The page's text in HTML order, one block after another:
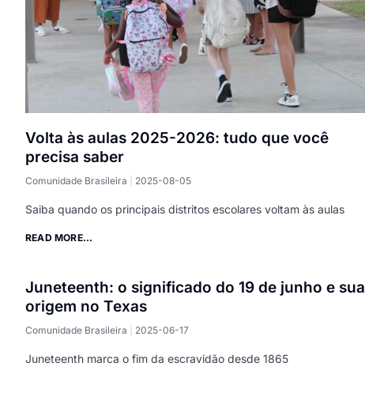
Volta às aulas 2025-2026: tudo que você
precisa saber
Comunidade Brasileira 2025-08-05
Saiba quando os principais distritos escolares voltam às aulas
READ MORE...
Juneteenth: o significado do 19 de junho e sua
origem no Texas
Comunidade Brasileira 2025-06-17
Juneteenth marca o fim da escravidão desde 1865